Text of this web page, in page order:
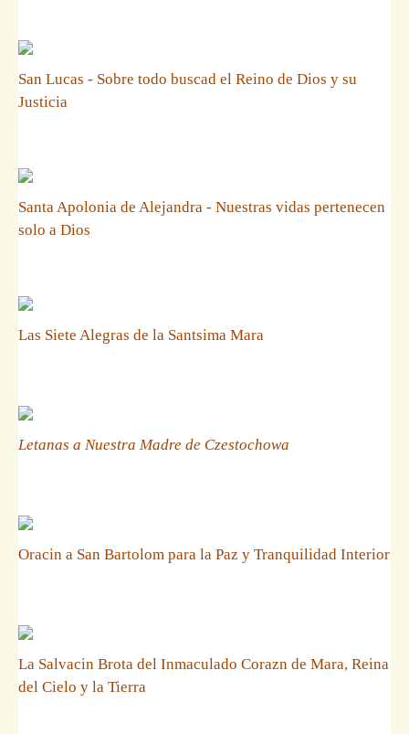
San Lucas - Sobre todo buscad el Reino de Dios y su
Justicia
Santa Apolonia de Alejandra - Nuestras vidas pertenecen
solo a Dios
Las Siete Alegras de la Santsima Mara
Letanas a Nuestra Madre de Czestochowa
Oracin a San Bartolom para la Paz y Tranquilidad Interior
La Salvacin Brota del Inmaculado Corazn de Mara, Reina
del Cielo y la Tierra